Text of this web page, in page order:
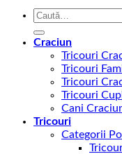
Caută
Craciun
Tricouri
Tricouri
Tricouri
Tricouri
Cani
Tricouri
Categorii